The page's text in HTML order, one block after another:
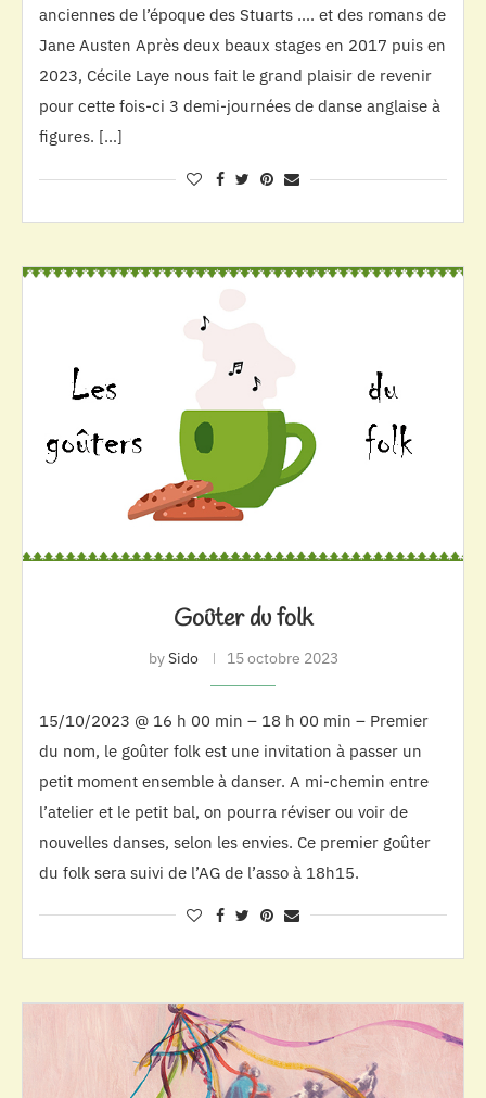
anciennes de l’époque des Stuarts …. et des romans de
Jane Austen Après deux beaux stages en 2017 puis en
2023, Cécile Laye nous fait le grand plaisir de revenir
pour cette fois-ci 3 demi-journées de danse anglaise à
figures. […]
Goûter du folk
bySido 15 octobre 2023
15/10/2023 @ 16 h 00 min – 18 h 00 min – Premier
du nom, le goûter folk est une invitation à passer un
petit moment ensemble à danser. A mi-chemin entre
l’atelier et le petit bal, on pourra réviser ou voir de
nouvelles danses, selon les envies. Ce premier goûter
du folk sera suivi de l’AG de l’asso à 18h15.